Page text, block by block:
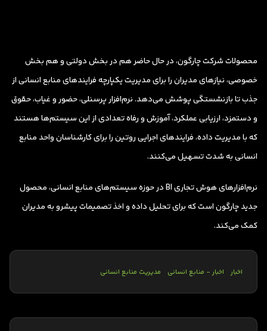
محصولات شرکت چارگون، در حال حاضر هم در بخش دولتی و هم بخش
خصوصی، نیازهای مدیران را برای مدیریت یکپارچه فرایندهای منابع انسانی از
جذب تا بازنشستگی پوشش می‌دهد. نرم‌افزار پرسنلی، حضور و غیاب، حقوق
و دستمزد، ارزیابی عملکرد، آموزش و رفاه تعدادی از این سیستم‌ها هستند
که با مدیریت داده، فرایندهای اجرایی روتین را برای کارشناسان واحد منابع
انسانی به شدت تسهیل می‌کنند.
نرم‌افزارهای هوش تجاری BI در حوزه سیستم‌های منابع انسانی، محصول
جدید چارگون است که برای تحلیل داده‌ و اخذ تصمیمات پیشرو به مدیران
کمک می‌کند.
اخبار اخبار - منابع انسانی مدیریت منابع انسانی